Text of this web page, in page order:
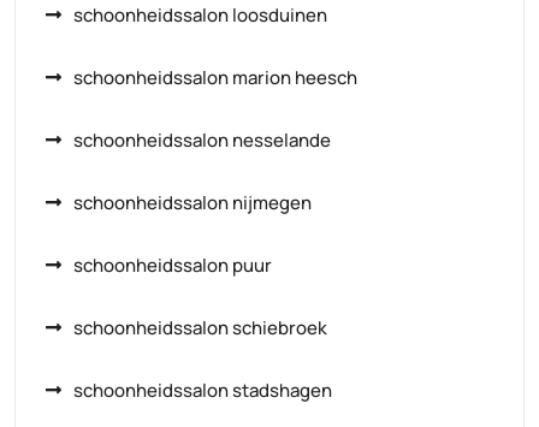
schoonheidssalon loosduinen
schoonheidssalon marion heesch
schoonheidssalon nesselande
schoonheidssalon nijmegen
schoonheidssalon puur
schoonheidssalon schiebroek
schoonheidssalon stadshagen